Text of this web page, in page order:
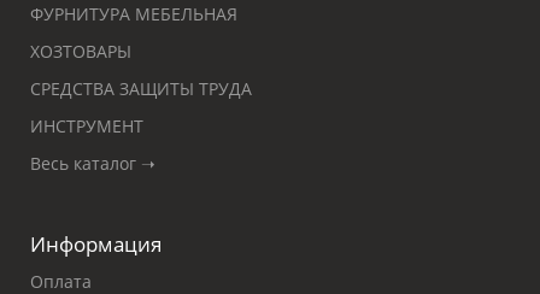
ФУРНИТУРА МЕБЕЛЬНАЯ
ХОЗТОВАРЫ
СРЕДСТВА ЗАЩИТЫ ТРУДА
ИНСТРУМЕНТ
Весь каталог ➝
Информация
Оплата